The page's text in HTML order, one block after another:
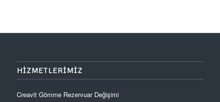
HIZMETLERIMIZ
Creavit Gömme Rezervuar Değişimi